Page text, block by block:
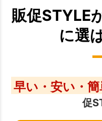
販促STYLE
に選
早い・安い・
促